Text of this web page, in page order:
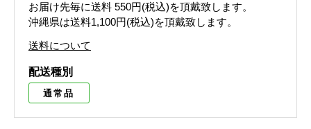
お届け先毎に送料 550円(税込)を頂戴致します。
沖縄県は送料1,100円(税込)を頂戴致します。
送料について
配送種別
通常品